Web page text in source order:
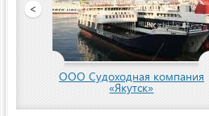
<
ООО Судоходная компания
«Якутск»